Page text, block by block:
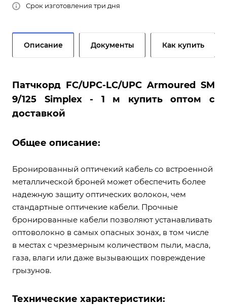
Срок изготовления три дня
Описание Документы Как купить
Патчкорд FC/UPC-LC/UPC Armoured SM
9/125 Simplex - 1 м купить оптом с
доставкой
Общее описание:
Бронированный оптичекий кабель со встроенной
металлической броней может обеспечить более
надежную защиту оптических волокон, чем
стандартные оптичекие кабели. Прочные
бронированные кабели позволяют устанавливать
оптоволокно в самых опасных зонах, в том числе
в местах с чрезмерным количеством пыли, масла,
газа, влаги или даже вызывающих повреждение
грызунов.
Технические характеристики: